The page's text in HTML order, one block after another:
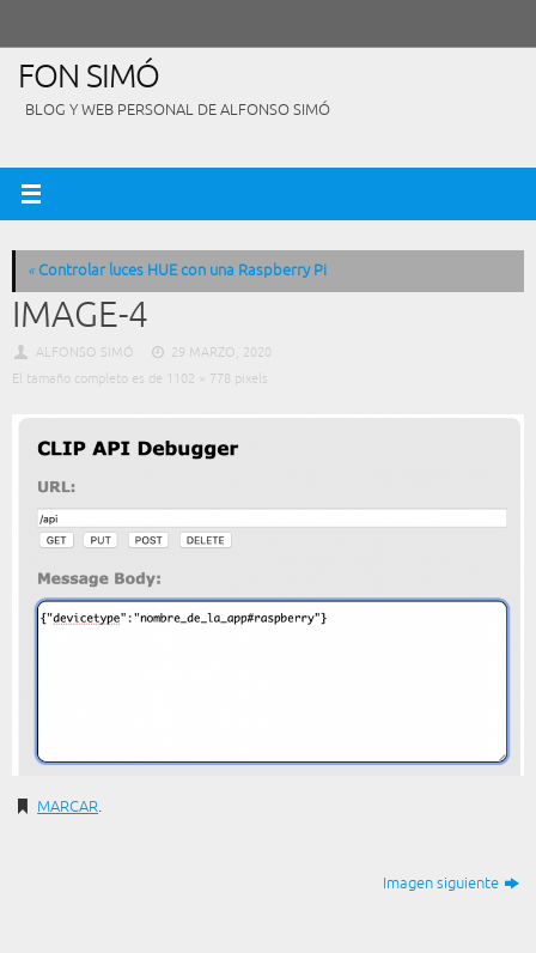
contenido
FON SIMÓ
BLOG Y WEB PERSONAL DE ALFONSO SIMÓ
«Controlar luces HUE con una Raspberry Pi
IMAGE-4
ALFONSO SIMÓ
29 MARZO, 2020
El tamaño completo es de 1102 × 778 pixels
MARCAR.
Imagen siguiente